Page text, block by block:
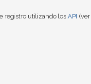
registro utilizando losAPI (ver